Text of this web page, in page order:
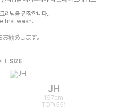
리닝을 권장합니다.
first wash.
勧めします。
SIZE
JH
167cm
TOP(55)